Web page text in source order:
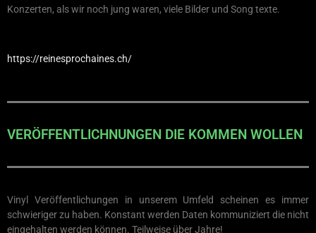
Konzerten, als wir noch jung waren, viele Bilder und Song texte.
https://reinesprochaines.ch/
VERÖFFENTLICHNUNGEN DIE KOMMEN WOLLEN
Vinyl Veröffentlichungen in unserem Umfeld scheinen es immer
schwieriger zu haben. Konstant werden Daten kommuniziert die nicht
eingehalten werden können. Teilweise über Jahre!